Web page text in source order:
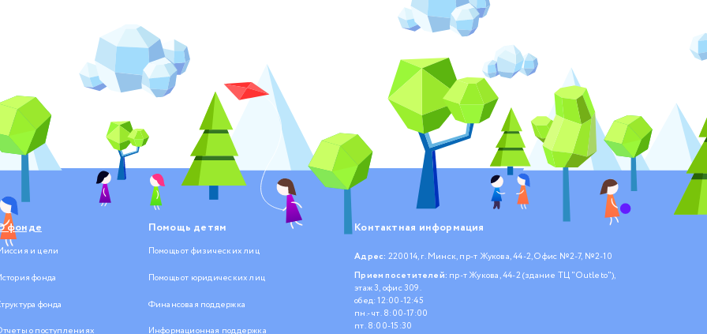
фонде
и цели
фонда
фонда
о поступлениях
Помощь детям
Помощь от физических лиц
Помощь от юридических лиц
Финансовая поддержка
Информационная поддержка
Контактная информация
Адрес: 220014, г. Минск, пр-т Жукова, 44-2, Офис №2-7, №2-10
Прием посетителей: пр-т Жукова, 44-2 (здание ТЦ "Outleto"),
этаж 3, офис 309.
обед: 12:00-12:45
пн.- чт. 8:00-17:00
пт. 8:00-15:30